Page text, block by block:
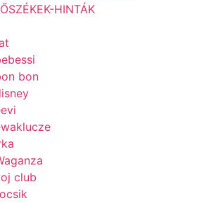
HINTÁK
bon
club